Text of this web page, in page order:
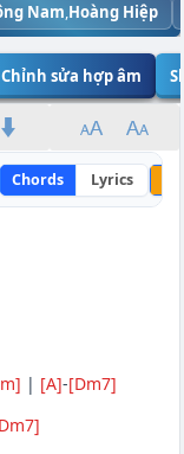
Nam,Hoàng Hiệp
sửa hợp âm
Chords Lyrics
| [A]-[Dm7]